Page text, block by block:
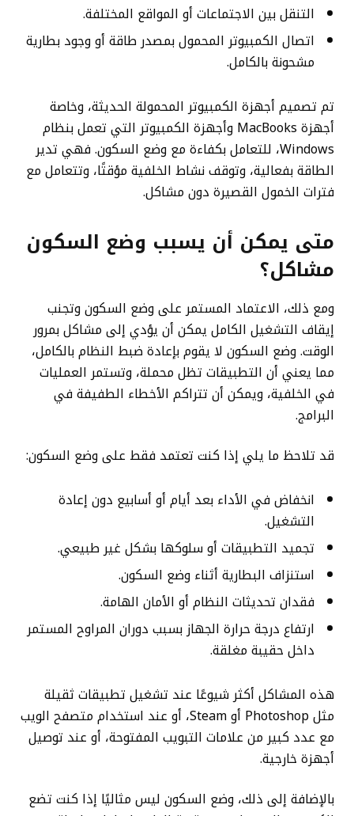
التنقل بين الاجتماعات أو المواقع المختلفة.
اتصال الكمبيوتر المحمول بمصدر طاقة أو وجود بطارية
مشحونة بالكامل.
تم تصميم أجهزة الكمبيوتر المحمولة الحديثة، وخاصة
أجهزة MacBooks وأجهزة الكمبيوتر التي تعمل بنظام
Windows، للتعامل بكفاءة مع وضع السكون. فهي تدير
الطاقة بفعالية، وتوقف نشاط الخلفية مؤقتًا، وتتعامل مع
فترات الخمول القصيرة دون مشاكل.
متى يمكن أن يسبب وضع السكون
مشاكل؟
ومع ذلك، الاعتماد المستمر على وضع السكون وتجنب
إيقاف التشغيل الكامل يمكن أن يؤدي إلى مشاكل بمرور
الوقت. وضع السكون لا يقوم بإعادة ضبط النظام بالكامل،
مما يعني أن التطبيقات تظل محملة، وتستمر العمليات
في الخلفية، ويمكن أن تتراكم الأخطاء الطفيفة في
البرامج.
قد تلاحظ ما يلي إذا كنت تعتمد فقط على وضع السكون:
انخفاض في الأداء بعد أيام أو أسابيع دون إعادة
التشغيل.
تجميد التطبيقات أو سلوكها بشكل غير طبيعي.
استنزاف البطارية أثناء وضع السكون.
فقدان تحديثات النظام أو الأمان الهامة.
ارتفاع درجة حرارة الجهاز بسبب دوران المراوح المستمر
داخل حقيبة مغلقة.
هذه المشاكل أكثر شيوعًا عند تشغيل تطبيقات ثقيلة
مثل Photoshop أو Steam، أو عند استخدام متصفح الويب
مع عدد كبير من علامات التبويب المفتوحة، أو عند توصيل
أجهزة خارجية.
بالإضافة إلى ذلك، وضع السكون ليس مثاليًا إذا كنت تضع